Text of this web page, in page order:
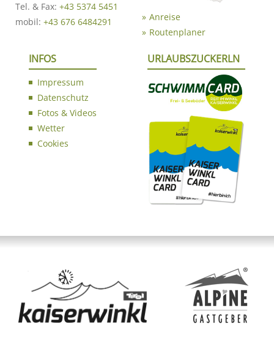
Tel. & Fax: +43 5374 5451
mobil: +43 676 6484291
Anreise
Routenplaner
INFOS
Impressum
Datenschutz
Fotos & Videos
Wetter
Cookies
URLAUBSZUCKERLN